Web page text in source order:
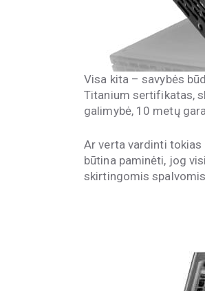
Visa kita – savybės
Titanium sertifikatas,
galimybė, 10 metų
Ar verta vardinti tokias
būtina paminėti, jog
skirtingomis